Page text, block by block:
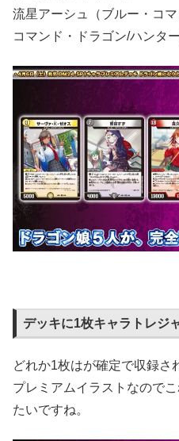
流星アーシュ（ブルー・コ
コマンド・ドラゴン/ハンター
デッキに1枚キャラトレジ
どれか1枚はが確定で収録さ
プレミアムイラストなので
たいですね。